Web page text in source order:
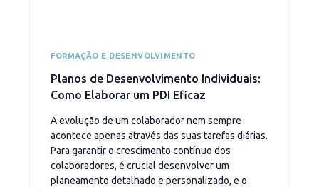
FORMAÇÃO E DESENVOLVIMENTO
Planos de Desenvolvimento Individuais:
Como Elaborar um PDI Eficaz
A evolução de um colaborador nem sempre
acontece apenas através das suas tarefas diárias.
Para garantir o crescimento contínuo dos
colaboradores, é crucial desenvolver um
planeamento detalhado e personalizado, e o